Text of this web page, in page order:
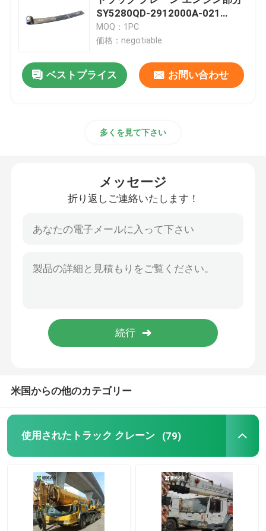
中古クローラークレーン
秒針のクローラー クレーン
XCMGクレーン部品
ディーゼル小型掘削機
エンジン組成
SY5280QD-2912000A-021
60259964
MOQ：1PC
価格：negotiable
ベストプライス お問い合わせ
多くを見て下さい
メッセージ
折り返しご連絡いたします！
米国からの他のカテゴリー
使用されたトラック クレーン (79)